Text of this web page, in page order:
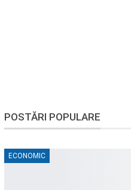
POSTĂRI POPULARE
ECONOMIC